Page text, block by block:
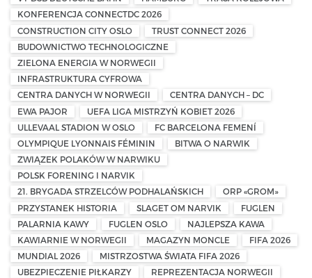
KONFERENCJA CONNECTDC 2026
CONSTRUCTION CITY OSLO
TRUST CONNECT 2026
BUDOWNICTWO TECHNOLOGICZNE
ZIELONA ENERGIA W NORWEGII
INFRASTRUKTURA CYFROWA
CENTRA DANYCH W NORWEGII
CENTRA DANYCH – DC
EWA PAJOR
UEFA LIGA MISTRZYŃ KOBIET 2026
ULLEVAAL STADION W OSLO
FC BARCELONA FEMENÍ
OLYMPIQUE LYONNAIS FÉMININ
BITWA O NARWIK
ZWIĄZEK POLAKÓW W NARWIKU
POLSK FORENING I NARVIK
21. BRYGADA STRZELCÓW PODHALAŃSKICH
ORP «GROM»
PRZYSTANEK HISTORIA
SLAGET OM NARVIK
FUGLEN
PALARNIA KAWY
FUGLEN OSLO
NAJLEPSZA KAWA
KAWIARNIE W NORWEGII
MAGAZYN MONCLE
FIFA 2026
MUNDIAL 2026
MISTRZOSTWA ŚWIATA FIFA 2026
UBEZPIECZENIE PIŁKARZY
REPREZENTACJA NORWEGII